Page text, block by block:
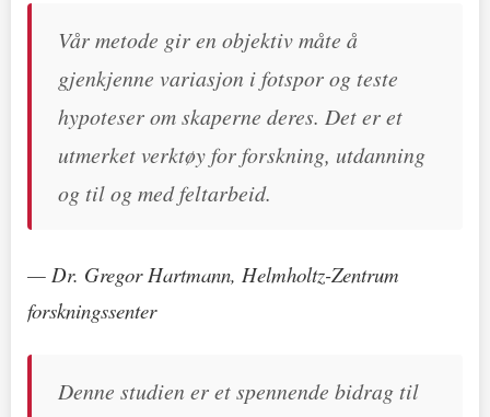
Vår metode gir en objektiv måte å
gjenkjenne variasjon i fotspor og teste
hypoteser om skaperne deres. Det er et
utmerket verktøy for forskning, utdanning
og til og med feltarbeid.
— Dr. Gregor Hartmann, Helmholtz-Zentrum
forskningssenter
Denne studien er et spennende bidrag til